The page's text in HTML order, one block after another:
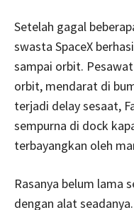
Setelah gagal
swasta SpaceX
sampai orbit.
orbit, mendarat di
terjadi delay sesaat,
sempurna di dock
terbayangkan oleh
Rasanya belum lama
dengan alat